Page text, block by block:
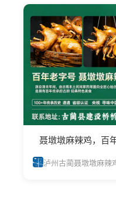
聂墩墩麻辣鸡，百
泸州古蔺聂墩墩麻辣